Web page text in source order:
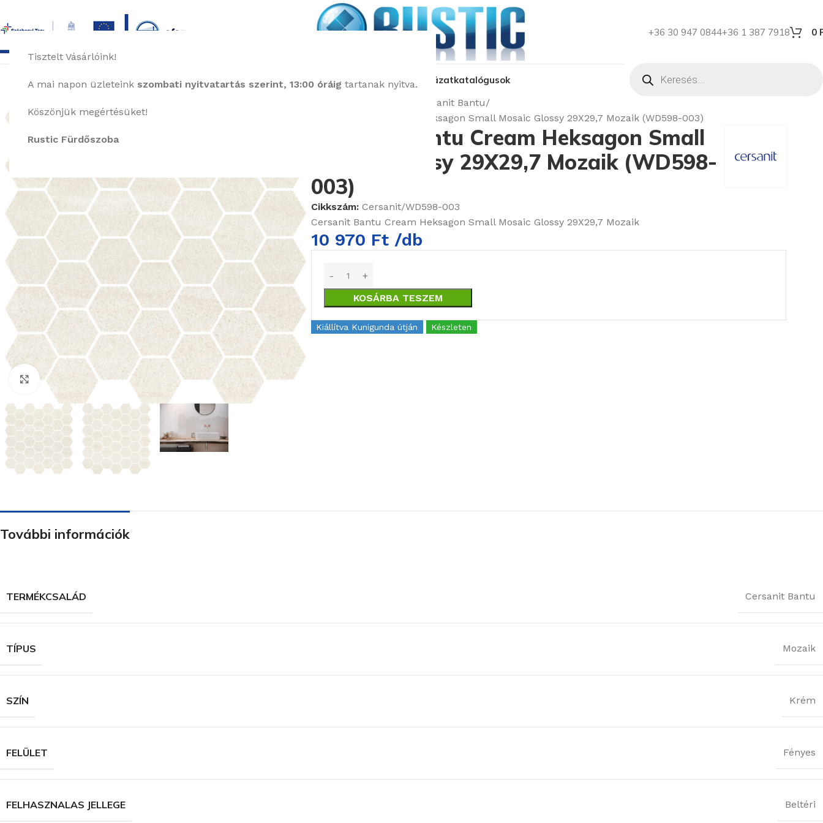
Tisztelt Vásárlóink!
A mai napon üzleteink szombati nyitvatartás szerint, 13:00 óráig tartanak nyitva.
Köszönjük megértésüket!
Rustic Fürdőszoba
+36 30 947 0844+36 1 387 7918 0
főoldal termékek képgalériabemutatkozásüzleteink látványtervezés pályázatkatalógusok
Nagyításhoz kattints ide
Cersanit Bantu
Cersanit Bantu Cream Heksagon Small Mosaic Glossy 29X29,7 Mozaik (WD598-003)
Cersanit Bantu Cream Heksagon Small
Mosaic Glossy 29X29,7 Mozaik (WD598-
003)
Cikkszám: Cersanit/WD598-003
Cersanit Bantu Cream Heksagon Small Mosaic Glossy 29X29,7 Mozaik
10 970 Ft /db
KOSÁRBA TESZEM
Kiállítva Kunigunda útján Készleten
További információk
TERMÉKCSALÁD Cersanit Bantu
TÍPUS Mozaik
SZÍN Krém
FELÜLET Fényes
FELHASZNALAS JELLEGE Beltéri